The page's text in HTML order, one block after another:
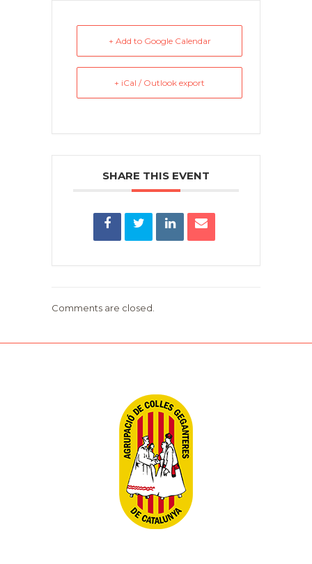
+ Add to Google Calendar
+ iCal / Outlook export
SHARE THIS EVENT
Comments are closed.